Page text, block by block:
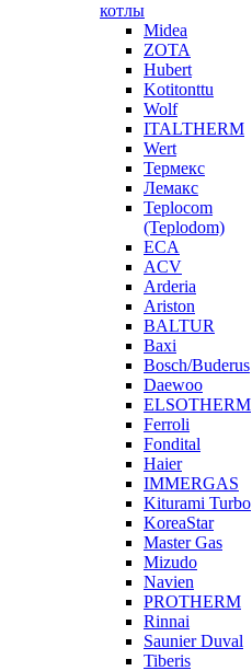
котлы
Midea
ZOTA
Hubert
Kotitonttu
Wolf
ITALTHERM
Wert
Термекс
Лемакс
Teplocom
(Teplodom)
ECA
ACV
Arderia
Ariston
BALTUR
Baxi
Bosch/Buderus
Daewoo
ELSOTHERM
Ferroli
Fondital
Haier
IMMERGAS
Kiturami Turbo
KoreaStar
Master Gas
Mizudo
Navien
PROTHERM
Rinnai
Saunier Duval
Tiberis